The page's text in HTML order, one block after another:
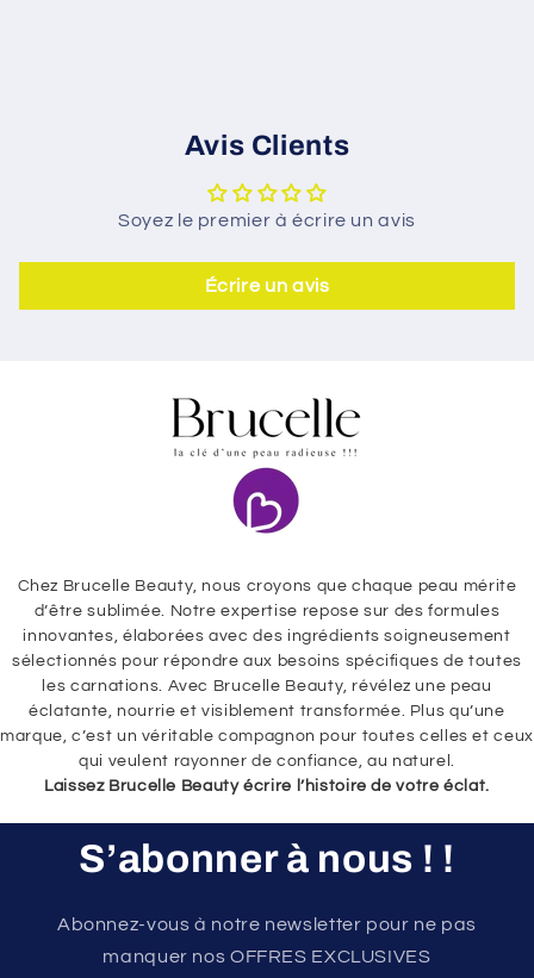
Avis Clients
Soyez le premier à écrire un avis
Écrire un avis
Chez Brucelle Beauty, nous croyons que chaque peau mérite
d’être sublimée. Notre expertise repose sur des formules
innovantes, élaborées avec des ingrédients soigneusement
sélectionnés pour répondre aux besoins spécifiques de toutes
les carnations. Avec Brucelle Beauty, révélez une peau
éclatante, nourrie et visiblement transformée. Plus qu’une
marque, c’est un véritable compagnon pour toutes celles et ceux
qui veulent rayonner de confiance, au naturel.
Laissez Brucelle Beauty écrire l’histoire de votre éclat.
S’abonner à nous ! !
Abonnez-vous à notre newsletter pour ne pas
manquer nos OFFRES EXCLUSIVES